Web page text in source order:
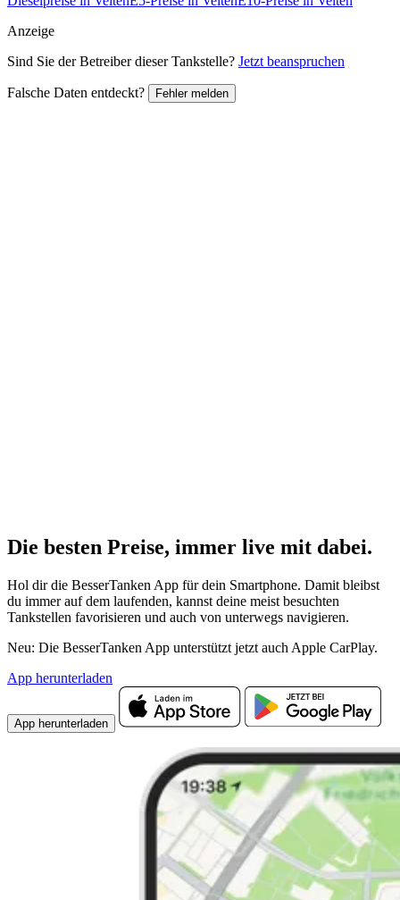
Anzeige
Sind Sie der Betreiber dieser Tankstelle? Jetzt beanspruchen
Falsche Daten entdeckt? Fehler melden
Die besten Preise, immer live mit dabei.
Hol dir die BesserTanken App für dein Smartphone. Damit bleibst
du immer auf dem laufenden, kannst deine meist besuchten
Tankstellen favorisieren und auch von unterwegs navigieren.
Neu: Die BesserTanken App unterstützt jetzt auch Apple CarPlay.
App herunterladen
App herunterladen